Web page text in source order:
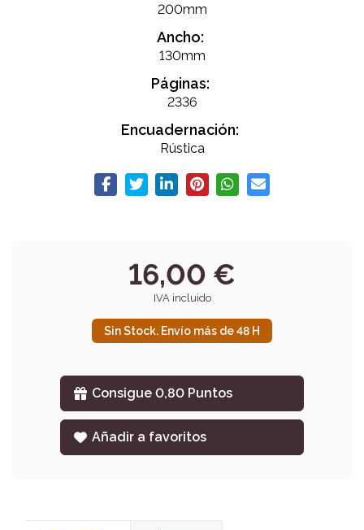
200mm
Ancho:
130mm
Páginas:
2336
Encuadernación:
Rústica
16,00 €
IVA incluido
Sin Stock. Envío más de 48 H
Consigue 0,80 Puntos
Añadir a favoritos